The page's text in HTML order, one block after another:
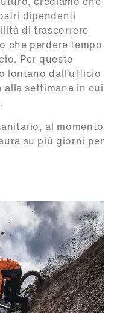
dipendenti
di trascorrere
che perdere tempo
Per questo
lontano dall’ufficio
settimana in cui
al momento
su più giorni per